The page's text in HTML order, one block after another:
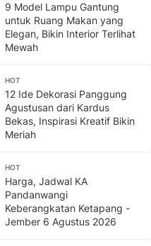
9 Model Lampu Gantung
untuk Ruang Makan yang
Elegan, Bikin Interior Terlihat
Mewah
HOT
12 Ide Dekorasi Panggung
Agustusan dari Kardus
Bekas, Inspirasi Kreatif Bikin
Meriah
HOT
Harga, Jadwal KA
Pandanwangi
Keberangkatan Ketapang -
Jember 6 Agustus 2026